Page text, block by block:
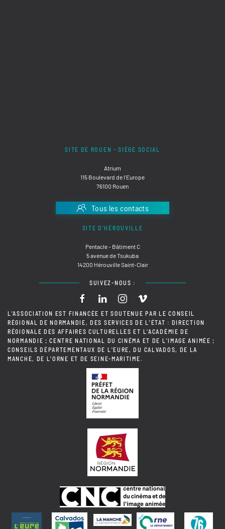
SITE DE ROUEN - SIÈGE SOCIAL
Atrium
115 Boulevard de l'Europe
76100 Rouen
Tous les contacts
SITE D'HÉROUVILLE
Pentacle - Bâtiment C
5 avenue de Tsukuba
14200 Hérouville Saint-Clair
SUIVEZ-NOUS :
L'ASSOCIATION EST FINANCÉE ET SOUTENUE PAR LE CONSEIL
RÉGIONAL DE NORMANDIE, DES SERVICES DE L'ÉTAT : DIRECTION
RÉGIONALE DES AFFAIRES CULTURELLES ET L'ACADÉMIE DE
NORMANDIE ; CENTRE NATIONAL DU CINÉMA ET DE L'IMAGE ANIMÉE ;
CONSEILS DÉPARTEMENTAUX DE L'EURE, DU CALVADOS, DE LA
MANCHE, DE L'ORNE ET DE SEINE-MARITIME.